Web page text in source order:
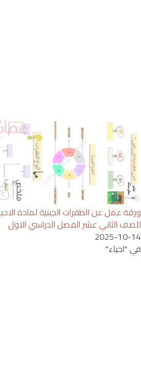
ورقة عمل عن الطفرات الجينية لمادة
للصف الثاني عشر الفصل الدراسي الاول
2025-10-14
في "احياء"